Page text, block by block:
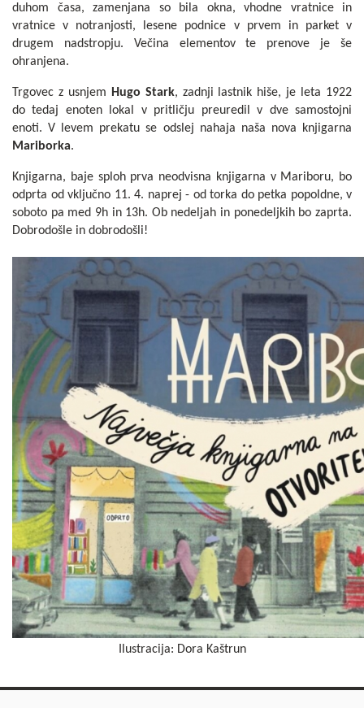
duhom časa, zamenjana so bila okna, vhodne vratnice in
vratnice v notranjosti, lesene podnice v prvem in parket v
drugem nadstropju. Večina elementov te prenove je še
ohranjena.
Trgovec z usnjem Hugo Stark, zadnji lastnik hiše, je leta 1922
do tedaj enoten lokal v pritličju preuredil v dve samostojni
enoti. V levem prekatu se odslej nahaja naša nova knjigarna
Mariborka.
Knjigarna, baje sploh prva neodvisna knjigarna v Mariboru, bo
odprta od vključno 11. 4. naprej - od torka do petka popoldne, v
soboto pa med 9h in 13h. Ob nedeljah in ponedeljkih bo zaprta.
Dobrodošle in dobrodošli!
Ilustracija: Dora Kaštrun